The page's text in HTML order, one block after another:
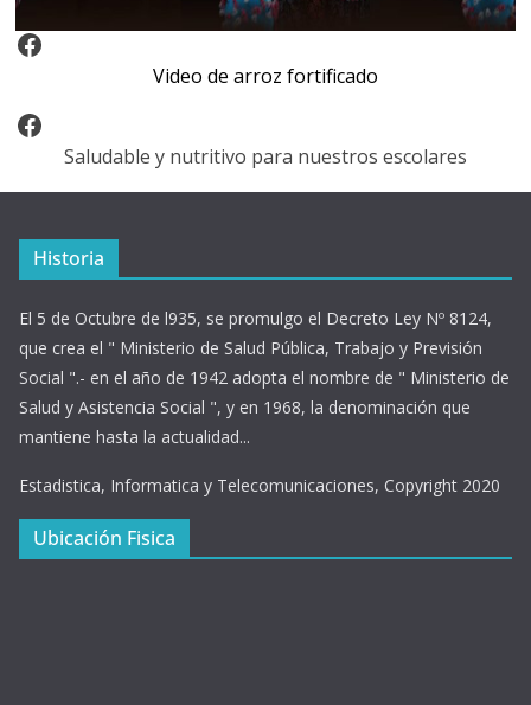
Video Arroz Fortificado
Video de arroz fortificado
Facebook
Saludable y nutritivo para nuestros escolares
Historia
El 5 de Octubre de l935, se promulgo el Decreto Ley Nº 8124,
que crea el " Ministerio de Salud Pública, Trabajo y Previsión
Social ".- en el año de 1942 adopta el nombre de " Ministerio de
Salud y Asistencia Social ", y en 1968, la denominación que
mantiene hasta la actualidad...
Estadistica, Informatica y Telecomunicaciones, Copyright 2020
Ubicación Fisica